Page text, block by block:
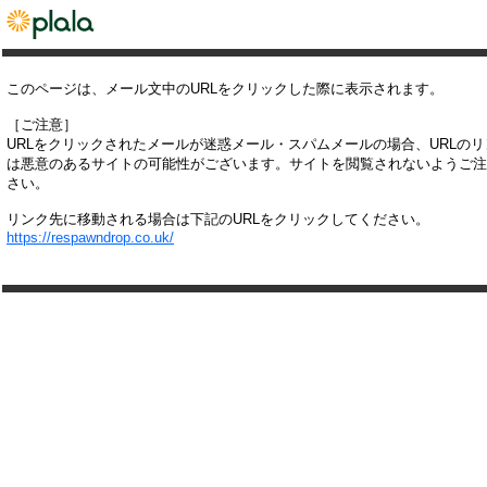
このページは、メール文中のURLをクリックした際に表示されます。
［ご注意］
URLをクリックされたメールが迷惑メール・スパムメールの場合、URLの
は悪意のあるサイトの可能性がございます。サイトを閲覧されないようご
さい。
リンク先に移動される場合は下記のURLをクリックしてください。
https://respawndrop.co.uk/